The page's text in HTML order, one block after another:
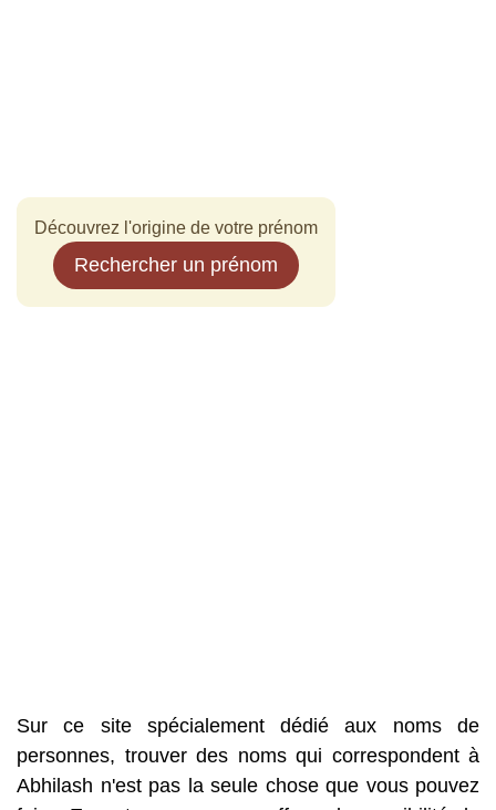
Découvrez l'origine de votre prénom
Rechercher un prénom
Sur ce site spécialement dédié aux noms de
personnes, trouver des noms qui correspondent à
Abhilash n'est pas la seule chose que vous pouvez